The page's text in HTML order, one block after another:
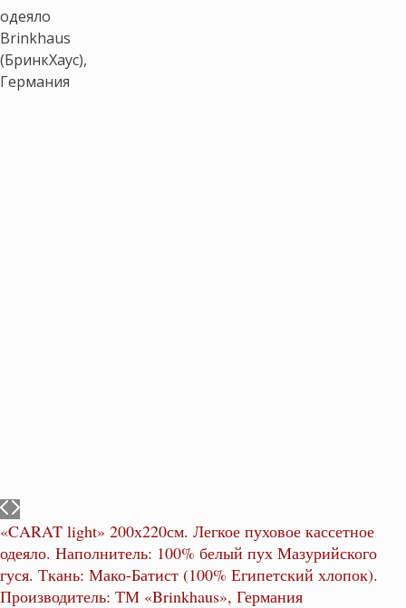
«CARAT light» 200х220см. Легкое пуховое кассетное
одеяло. Наполнитель: 100% белый пух Мазурийского
гуся. Ткань: Мако-Батист (100% Египетский хлопок).
Производитель: ТМ «Brinkhaus», Германия